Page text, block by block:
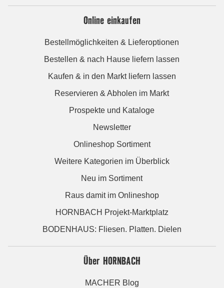
Online einkaufen
Bestellmöglichkeiten & Lieferoptionen
Bestellen & nach Hause liefern lassen
Kaufen & in den Markt liefern lassen
Reservieren & Abholen im Markt
Prospekte und Kataloge
Newsletter
Onlineshop Sortiment
Weitere Kategorien im Überblick
Neu im Sortiment
Raus damit im Onlineshop
HORNBACH Projekt-Marktplatz
BODENHAUS: Fliesen. Platten. Dielen
Über HORNBACH
MACHER Blog